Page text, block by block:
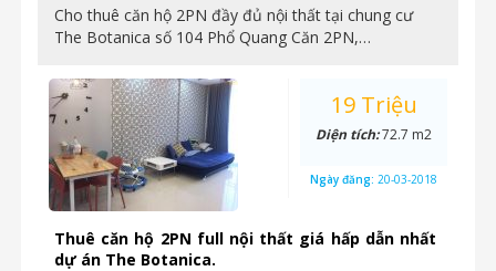
Cho thuê căn hộ 2PN đầy đủ nội thất tại chung cư
The Botanica số 104 Phổ Quang Căn 2PN,…
Thuê căn hộ 2PN full nội thất giá hấp dẫn nhất
dự án The Botanica.
19 Triệu
Diện tích:72.7 m2
Ngày đăng: 20-03-2018